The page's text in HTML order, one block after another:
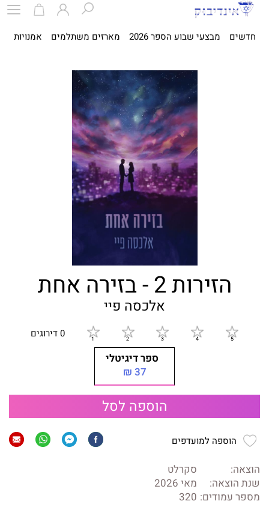
חדשים מבצעי שבוע הספר 2026 מארזים משתלמים אמנויות
הזירות 2 - בזירה אחת
אלכסה פיי
0 דירוגים
ספר דיגיטלי
37 ₪
הוספה לסל
הוספה למועדפים
הוצאה:
סקרלט
שנת הוצאה:
מאי 2026
מספר עמודים: 320